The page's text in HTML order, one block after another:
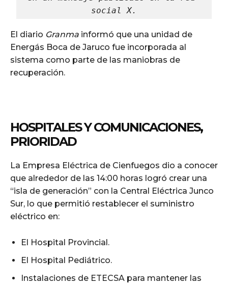
social X.
El diario Granma informó que una unidad de
Energás Boca de Jaruco fue incorporada al
sistema como parte de las maniobras de
recuperación.
HOSPITALES Y COMUNICACIONES,
PRIORIDAD
La Empresa Eléctrica de Cienfuegos dio a conocer
que alrededor de las 14:00 horas logró crear una
“isla de generación” con la Central Eléctrica Junco
Sur, lo que permitió restablecer el suministro
eléctrico en:
El Hospital Provincial.
El Hospital Pediátrico.
Instalaciones de ETECSA para mantener las